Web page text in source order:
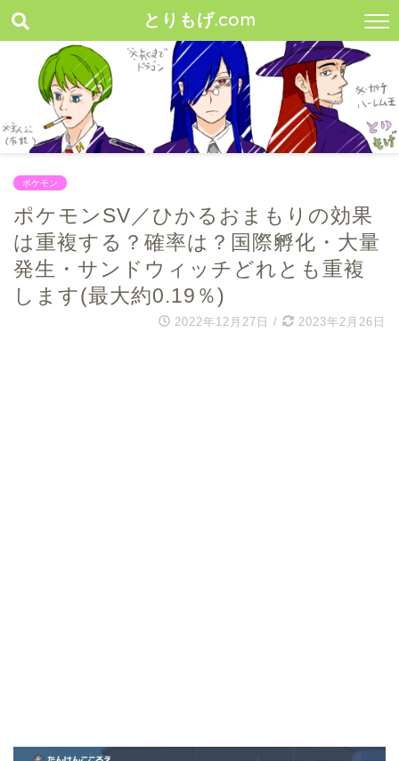
とりもげ.com
ポケモン
ポケモンSV／ひかるおまもりの効果
は重複する？確率は？国際孵化・大量
発生・サンドウィッチどれとも重複
します(最大約0.19％)
2022年12月27日 / 2023年2月26日